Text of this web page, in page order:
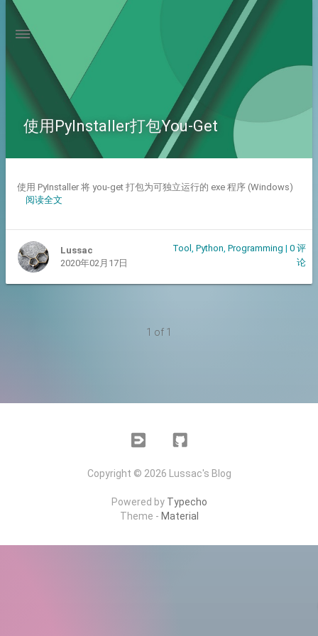
使用PyInstaller打包You-Get
使用 PyInstaller 将 you-get 打包为可独立运行的 exe 程序 (Windows)
阅读全文
Lussac
2020年02月17日
Tool,Python,Programming |0 评
论
1 of 1
V2EX Github
Copyright © 2026 Lussac's Blog
Powered by Typecho
Theme - Material